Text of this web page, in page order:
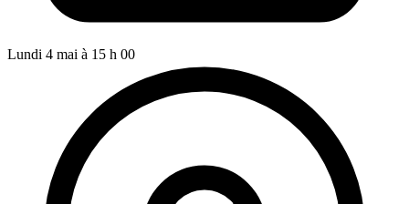
Lundi 4 mai à 15 h 00